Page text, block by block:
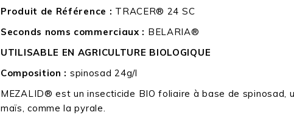
Produit de Référence : TRACER® 24 SC
Seconds noms commerciaux : BELARIA®
UTILISABLE EN AGRICULTURE BIOLOGIQUE
Composition : spinosad 24g/l
MEZALID® est un insecticide BIO foliaire à base de spinosad,
maïs, comme la pyrale.